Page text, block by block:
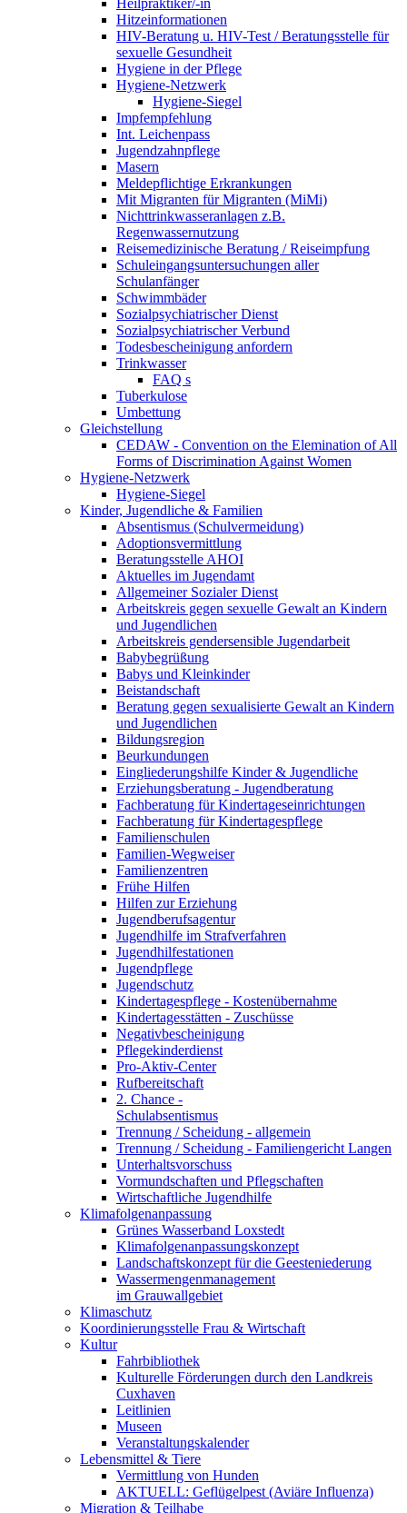
Heilpraktiker/-in
Hitzeinformationen
HIV-Beratung u. HIV-Test / Beratungsstelle für
sexuelle Gesundheit
Hygiene in der Pflege
Hygiene-Netzwerk
Hygiene-Siegel
Impfempfehlung
Int. Leichenpass
Jugendzahnpflege
Masern
Meldepflichtige Erkrankungen
Mit Migranten für Migranten (MiMi)
Nichttrinkwasseranlagen z.B.
Regenwassernutzung
Reisemedizinische Beratung / Reiseimpfung
Schuleingangsuntersuchungen aller
Schulanfänger
Schwimmbäder
Sozialpsychiatrischer Dienst
Sozialpsychiatrischer Verbund
Todesbescheinigung anfordern
Trinkwasser
FAQ s
Tuberkulose
Umbettung
Gleichstellung
CEDAW - Convention on the Elemination of All
Forms of Discrimination Against Women
Hygiene-Netzwerk
Hygiene-Siegel
Kinder, Jugendliche & Familien
Absentismus (Schulvermeidung)
Adoptionsvermittlung
Beratungsstelle AHOI
Aktuelles im Jugendamt
Allgemeiner Sozialer Dienst
Arbeitskreis gegen sexuelle Gewalt an Kindern
und Jugendlichen
Arbeitskreis gendersensible Jugendarbeit
Babybegrüßung
Babys und Kleinkinder
Beistandschaft
Beratung gegen sexualisierte Gewalt an Kindern
und Jugendlichen
Bildungsregion
Beurkundungen
Eingliederungshilfe Kinder & Jugendliche
Erziehungsberatung - Jugendberatung
Fachberatung für Kindertageseinrichtungen
Fachberatung für Kindertagespflege
Familienschulen
Familien-Wegweiser
Familienzentren
Frühe Hilfen
Hilfen zur Erziehung
Jugendberufsagentur
Jugendhilfe im Strafverfahren
Jugendhilfestationen
Jugendpflege
Jugendschutz
Kindertagespflege - Kostenübernahme
Kindertagesstätten - Zuschüsse
Negativbescheinigung
Pflegekinderdienst
Pro-Aktiv-Center
Rufbereitschaft
2. Chance -
Schulabsentismus
Trennung / Scheidung - allgemein
Trennung / Scheidung - Familiengericht Langen
Unterhaltsvorschuss
Vormundschaften und Pflegschaften
Wirtschaftliche Jugendhilfe
Klimafolgenanpassung
Grünes Wasserband Loxstedt
Klimafolgenanpassungskonzept
Landschaftskonzept für die Geesteniederung
Wassermengenmanagement
im Grauwallgebiet
Klimaschutz
Koordinierungsstelle Frau & Wirtschaft
Kultur
Fahrbibliothek
Kulturelle Förderungen durch den Landkreis
Cuxhaven
Leitlinien
Museen
Veranstaltungskalender
Lebensmittel & Tiere
Vermittlung von Hunden
AKTUELL: Geflügelpest (Aviäre Influenza)
Migration & Teilhabe